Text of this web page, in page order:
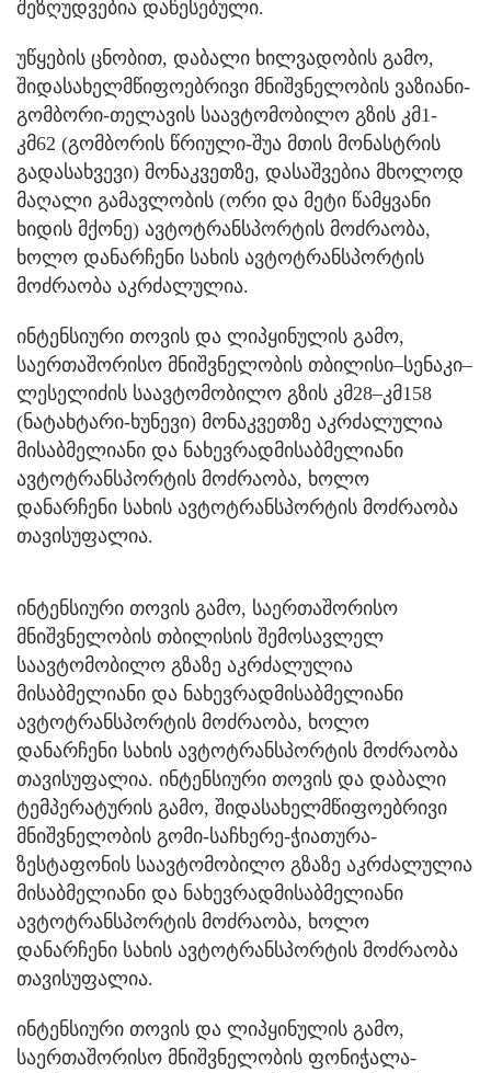
შეზღუდვებია დაწესებული.
უწყების ცნობით, დაბალი ხილვადობის გამო,
შიდასახელმწიფოებრივი მნიშვნელობის ვაზიანი-
გომბორი-თელავის საავტომობილო გზის კმ1-
კმ62 (გომბორის წრიული-შუა მთის მონასტრის
გადასახვევი) მონაკვეთზე, დასაშვებია მხოლოდ
მაღალი გამავლობის (ორი და მეტი წამყვანი
ხიდის მქონე) ავტოტრანსპორტის მოძრაობა,
ხოლო დანარჩენი სახის ავტოტრანსპორტის
მოძრაობა აკრძალულია.
ინტენსიური თოვის და ლიპყინულის გამო,
საერთაშორისო მნიშვნელობის თბილისი–სენაკი–
ლესელიძის საავტომობილო გზის კმ28–კმ158
(ნატახტარი-ხუნევი) მონაკვეთზე აკრძალულია
მისაბმელიანი და ნახევრადმისაბმელიანი
ავტოტრანსპორტის მოძრაობა, ხოლო
დანარჩენი სახის ავტოტრანსპორტის მოძრაობა
თავისუფალია.
ინტენსიური თოვის გამო, საერთაშორისო
მნიშვნელობის თბილისის შემოსავლელ
საავტომობილო გზაზე აკრძალულია
მისაბმელიანი და ნახევრადმისაბმელიანი
ავტოტრანსპორტის მოძრაობა, ხოლო
დანარჩენი სახის ავტოტრანსპორტის მოძრაობა
თავისუფალია. ინტენსიური თოვის და დაბალი
ტემპერატურის გამო, შიდასახელმწიფოებრივი
მნიშვნელობის გომი-საჩხერე-ჭიათურა-
ზესტაფონის საავტომობილო გზაზე აკრძალულია
მისაბმელიანი და ნახევრადმისაბმელიანი
ავტოტრანსპორტის მოძრაობა, ხოლო
დანარჩენი სახის ავტოტრანსპორტის მოძრაობა
თავისუფალია.
ინტენსიური თოვის და ლიპყინულის გამო,
საერთაშორისო მნიშვნელობის ფონიჭალა-